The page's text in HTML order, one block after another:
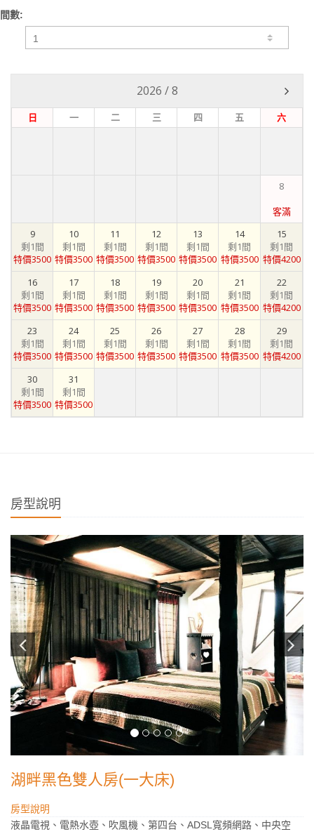
間數:
2026 /8
日 一 二 三 四 五 六
8
客滿
9
剩1間
特價3500
10
剩1間
特價3500
11
剩1間
特價3500
12
剩1間
特價3500
13
剩1間
特價3500
14
剩1間
特價3500
15
剩1間
特價4200
16
剩1間
特價3500
17
剩1間
特價3500
18
剩1間
特價3500
19
剩1間
特價3500
20
剩1間
特價3500
21
剩1間
特價3500
22
剩1間
特價4200
23
剩1間
特價3500
24
剩1間
特價3500
25
剩1間
特價3500
26
剩1間
特價3500
27
剩1間
特價3500
28
剩1間
特價3500
29
剩1間
特價4200
30
剩1間
特價3500
31
剩1間
特價3500
房型說明
湖畔黑色雙人房(一大床)
房型說明
液晶電視、電熱水壺、吹風機、第四台、ADSL寬頻網路、中央空